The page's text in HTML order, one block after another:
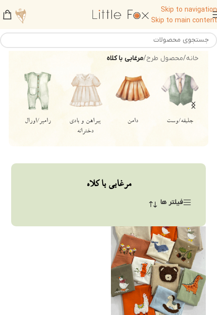
Skip to navigation
Skip to main content
خانه/محصول طرح/مرغابی با کلاه
جلیقه/وست دامن
پیراهن و بادی
دخترانه
رامپر/اورال
مرغابی با کلاه
فیلتر ها